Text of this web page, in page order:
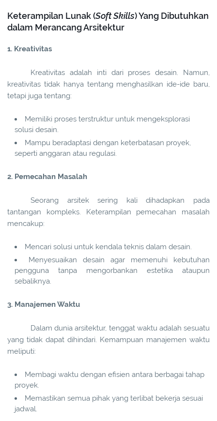
Keterampilan Lunak (Soft Skills) Yang Dibutuhkan
dalam Merancang Arsitektur
1. Kreativitas
Kreativitas adalah inti dari proses desain. Namun,
kreativitas tidak hanya tentang menghasilkan ide-ide baru,
tetapi juga tentang:
Memiliki proses terstruktur untuk mengeksplorasi
solusi desain.
Mampu beradaptasi dengan keterbatasan proyek,
seperti anggaran atau regulasi.
2. Pemecahan Masalah
Seorang arsitek sering kali dihadapkan pada
tantangan kompleks. Keterampilan pemecahan masalah
mencakup:
Mencari solusi untuk kendala teknis dalam desain.
Menyesuaikan desain agar memenuhi kebutuhan
pengguna tanpa mengorbankan estetika ataupun
sebaliknya.
3. Manajemen Waktu
Dalam dunia arsitektur, tenggat waktu adalah sesuatu
yang tidak dapat dihindari. Kemampuan manajemen waktu
meliputi:
Membagi waktu dengan efisien antara berbagai tahap
proyek.
Memastikan semua pihak yang terlibat bekerja sesuai
jadwal.